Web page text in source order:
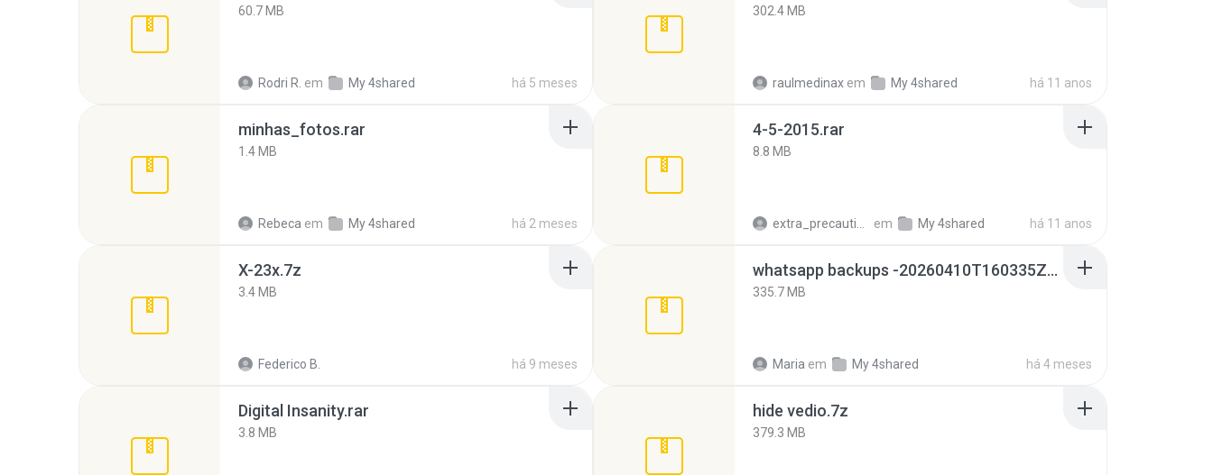
60.7 MB
Rodri R. em My 4shared há 5 meses
302.4 MB
raulmedinax em My 4shared há 11 anos
minhas_fotos.rar
1.4 MB
Rebeca em My 4shared há 2 meses
4-5-2015.rar
8.8 MB
em My 4shared há 11 anos
X-23x.7z
3.4 MB
Federico B. há 9 meses
whatsapp backups -20260410T160335Z-3-001.zip
335.7 MB
Maria em My 4shared há 4 meses
Digital Insanity.rar
3.8 MB
hide vedio.7z
379.3 MB